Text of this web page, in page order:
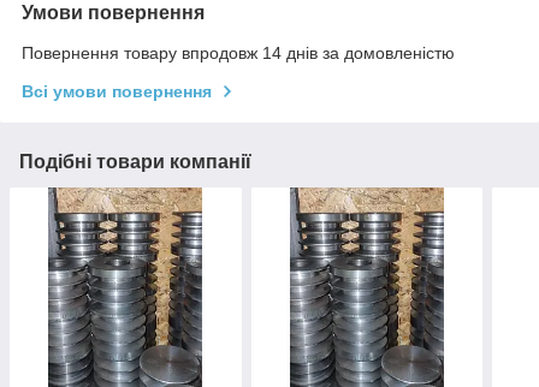
Умови повернення
Повернення товару впродовж 14 днів за домовленістю
Всі умови повернення
Подібні товари компанії